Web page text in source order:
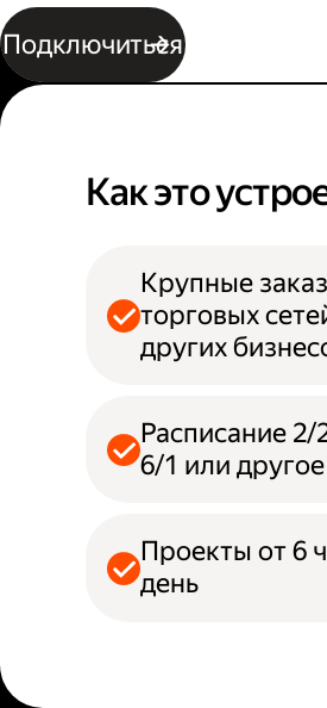
Подключиться
Как это
Крупные
торговых
других
Расписание 2/
6/1 или другое
Проекты от 6
день